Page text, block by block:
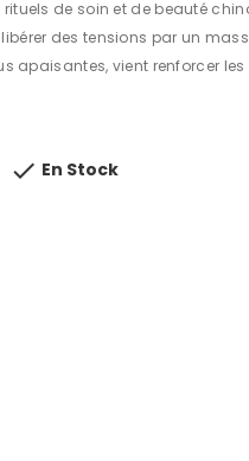
de soin et de beauté
des tensions par un
apaisantes, vient renforcer
 En Stock